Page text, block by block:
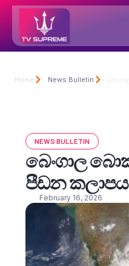
Home News Bulletin
NEWS BULLETIN
බෙංගාල
පීඩන
February 16, 2026